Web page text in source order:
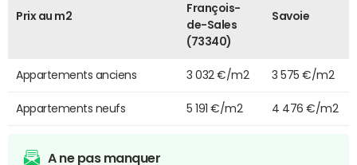
Prix au m2
François-
de-Sales
(73340)
Savoie
Appartements anciens 3 032 €/m2 3 575 €/m2
Appartements neufs 5 191 €/m2 4 476 €/m2
A ne pas manquer